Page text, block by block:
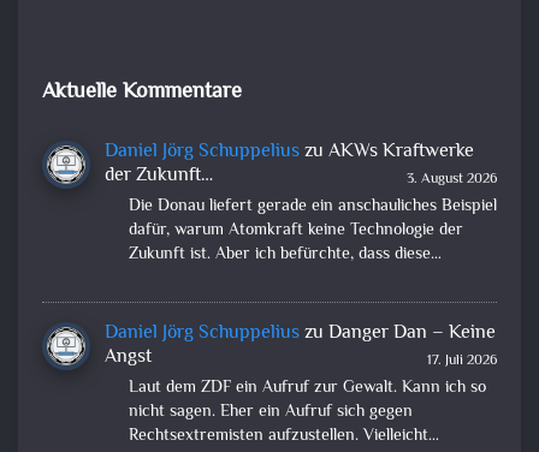
Aktuelle Kommentare
Daniel Jörg Schuppeliuszu AKWs Kraftwerke
der Zukunft…
3. August 2026
Die Donau liefert gerade ein anschauliches Beispiel
dafür, warum Atomkraft keine Technologie der
Zukunft ist. Aber ich befürchte, dass diese…
Daniel Jörg Schuppeliuszu Danger Dan – Keine
Angst
17. Juli 2026
Laut dem ZDF ein Aufruf zur Gewalt. Kann ich so
nicht sagen. Eher ein Aufruf sich gegen
Rechtsextremisten aufzustellen. Vielleicht…